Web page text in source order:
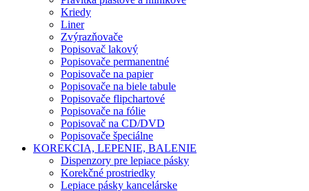
Kriedy
Liner
Zvýrazňovače
Popisovač lakový
Popisovače permanentné
Popisovače na papier
Popisovače na biele tabule
Popisovače flipchartové
Popisovače na fólie
Popisovač na CD/DVD
Popisovače špeciálne
KOREKCIA, LEPENIE, BALENIE
Dispenzory pre lepiace pásky
Korekčné prostriedky
Lepiace pásky kancelárske